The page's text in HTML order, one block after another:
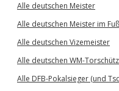
Alle deutschen Meister
Alle deutschen Meister im
Alle deutschen Vizemeister
Alle deutschen WM-
Alle DFB-Pokalsieger (und